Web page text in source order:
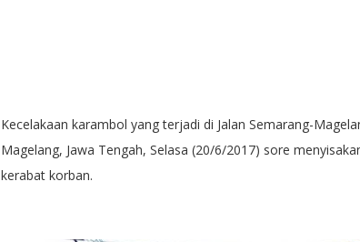
Kecelakaan karambol yang terjadi di Jalan Semarang-
Magelang, Jawa Tengah, Selasa (20/6/2017) sore
kerabat korban.